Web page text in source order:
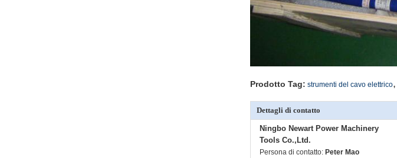
Prodotto Tag: strumenti del cavo elettrico,
Dettagli di contatto
Ningbo Newart Power Machinery
Tools Co.,Ltd.
Persona di contatto: Peter Mao